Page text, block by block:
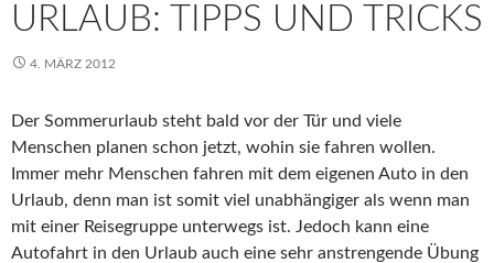
URLAUB: TIPPS UND TRICKS
4. MÄRZ 2012
Der Sommerurlaub steht bald vor der Tür und viele
Menschen planen schon jetzt, wohin sie fahren wollen.
Immer mehr Menschen fahren mit dem eigenen Auto in den
Urlaub, denn man ist somit viel unabhängiger als wenn man
mit einer Reisegruppe unterwegs ist. Jedoch kann eine
Autofahrt in den Urlaub auch eine sehr anstrengende Übung